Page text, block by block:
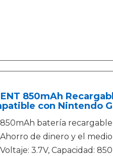
850mAh
con Nintendo
850mAh batería
Ahorro de dinero y el
Voltaje: 3.7V, Capacidad: